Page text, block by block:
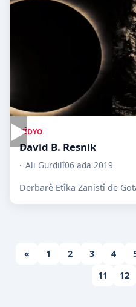
▶VÎDYO
David B. Resnik
Ali Gurdilî06 ada 2019
Derbarê Etîka Zanistî de
« 1 2 3 4
11
12